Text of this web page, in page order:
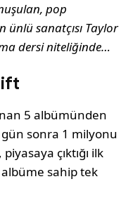
pop
sanatçısı Taylor
dersi niteliğinde…
5 albümünden
gün sonra 1 milyonu
çıktığı ilk
sahip tek